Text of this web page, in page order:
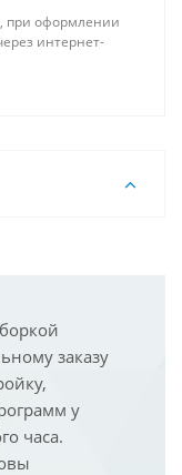
при оформлении
интернет-
заказу
у
часа.